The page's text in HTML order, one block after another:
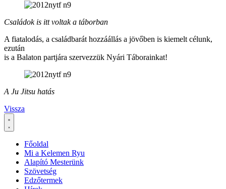
Családok is itt voltak a táborban
A fiatalodás, a családbarát hozzáállás a jövőben is kiemelt célunk,
ezután
is a Balaton partjára szervezzük Nyári Táborainkat!
A Ju Jitsu hatás
Vissza
Főoldal
Mi a Kelemen Ryu
Alapító Mesterünk
Szövetség
Edzőtermek